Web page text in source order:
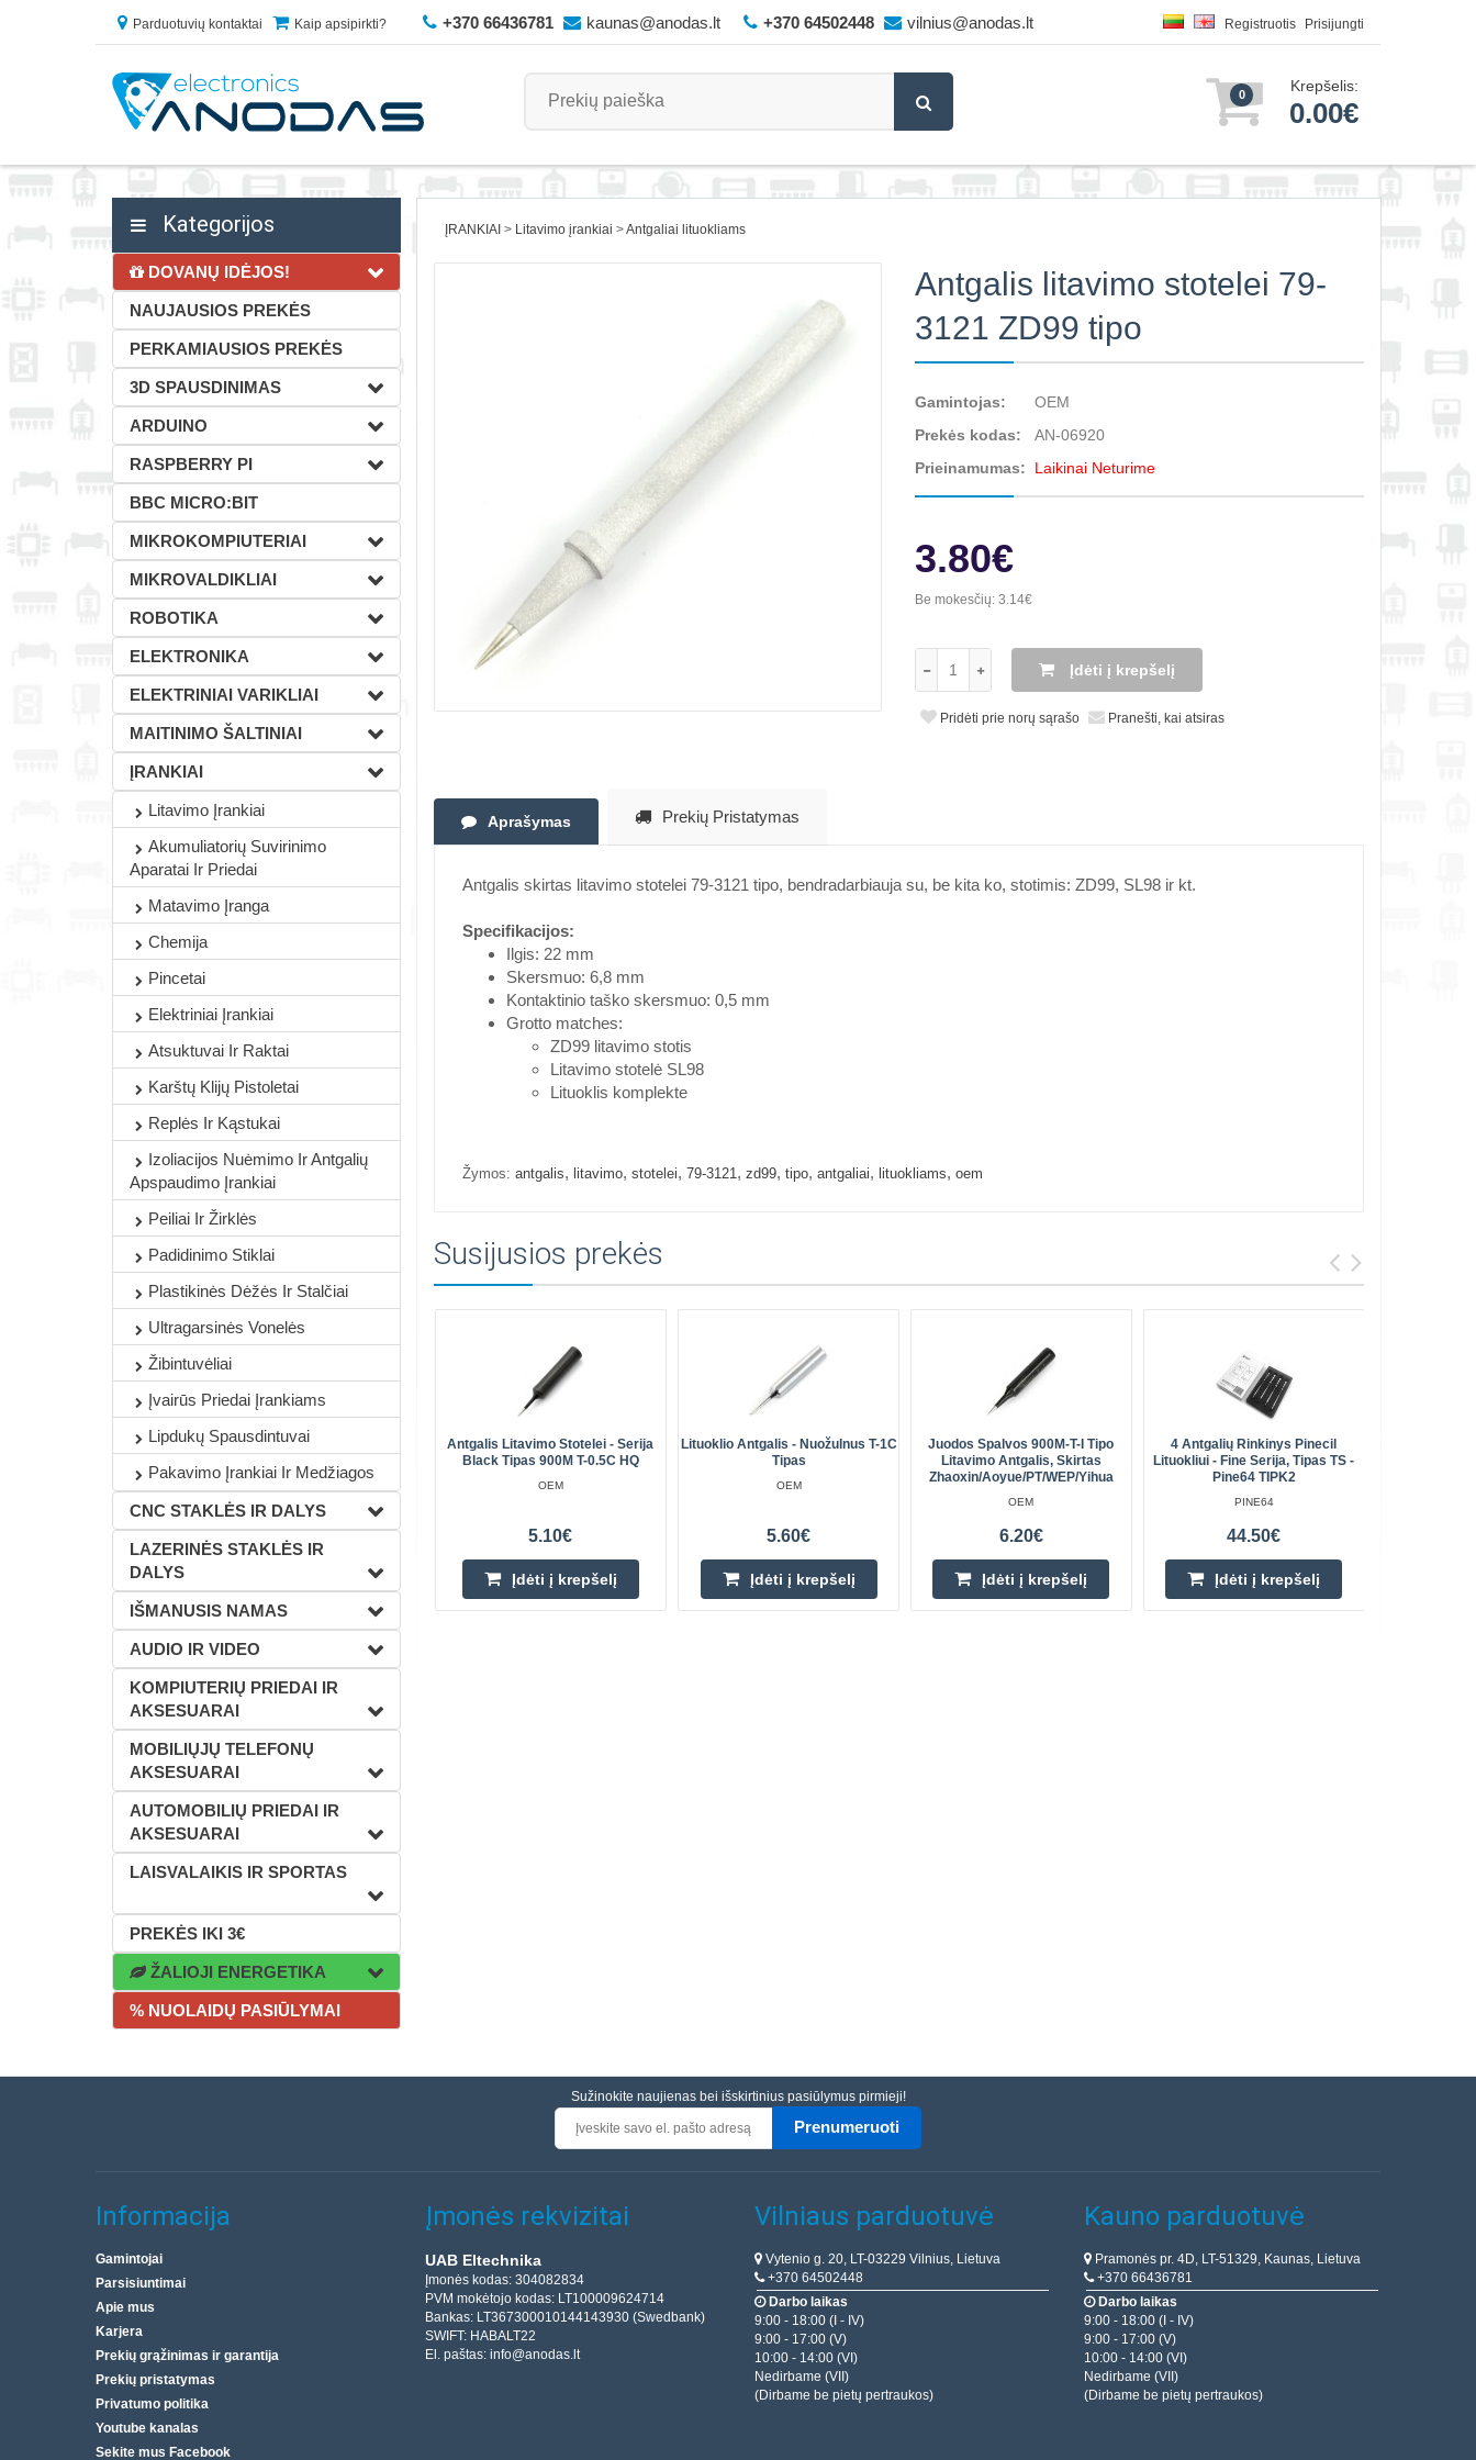
Parduotuvių kontaktai Kaip apsipirkti? +370 66436781 kaunas@anodas.lt +370 64502448 vilnius@anodas.lt Registruotis Prisijungti
0 Krepšelis:
0.00€
Kategorijos
DOVANŲ IDĖJOS!
NAUJAUSIOS PREKĖS
PERKAMIAUSIOS PREKĖS
3D SPAUSDINIMAS
ARDUINO
RASPBERRY PI
BBC MICRO:BIT
MIKROKOMPIUTERIAI
MIKROVALDIKLIAI
ROBOTIKA
ELEKTRONIKA
ELEKTRINIAI VARIKLIAI
MAITINIMO ŠALTINIAI
ĮRANKIAI
Litavimo Įrankiai
Akumuliatorių Suvirinimo
Aparatai Ir Priedai
Matavimo Įranga
Chemija
Pincetai
Elektriniai Įrankiai
Atsuktuvai Ir Raktai
Karštų Klijų Pistoletai
Replės Ir Kąstukai
Izoliacijos Nuėmimo Ir Antgalių
Apspaudimo Įrankiai
Peiliai Ir Žirklės
Padidinimo Stiklai
Plastikinės Dėžės Ir Stalčiai
Ultragarsinės Vonelės
Žibintuvėliai
Įvairūs Priedai Įrankiams
Lipdukų Spausdintuvai
Pakavimo Įrankiai Ir Medžiagos
CNC STAKLĖS IR DALYS
LAZERINĖS STAKLĖS IR
DALYS
IŠMANUSIS NAMAS
AUDIO IR VIDEO
KOMPIUTERIŲ PRIEDAI IR
AKSESUARAI
MOBILIŲJŲ TELEFONŲ
AKSESUARAI
AUTOMOBILIŲ PRIEDAI IR
AKSESUARAI
LAISVALAIKIS IR SPORTAS
PREKĖS IKI 3€
ŽALIOJI ENERGETIKA
% NUOLAIDŲ PASIŪLYMAI
ĮRANKIAI Litavimo įrankiai Antgaliai lituokliams
Antgalis litavimo stotelei 79-
3121 ZD99 tipo
Gamintojas:
OEM
Prekės kodas:
AN-06920
Prieinamumas:
Laikinai Neturime
3.80€
Be mokesčių:3.14€
Įdėti į krepšelį
Pridėti prie norų sąrašo Pranešti, kai atsiras
Aprašymas Prekių Pristatymas
Antgalis skirtas litavimo stotelei 79-3121 tipo, bendradarbiauja su, be kita ko, stotimis: ZD99, SL98 ir kt.
Specifikacijos:
Ilgis: 22 mm
Skersmuo: 6,8 mm
Kontaktinio taško skersmuo: 0,5 mm
Grotto matches:
ZD99 litavimo stotis
Litavimo stotelė SL98
Lituoklis komplekte
Žymos: antgalis, litavimo, stotelei, 79-3121, zd99, tipo, antgaliai, lituokliams, oem
Susijusios prekės
Antgalis Litavimo Stotelei - Serija
Black Tipas 900M T-0.5C HQ
OEM
5.10€
Įdėti į krepšelį
Lituoklio Antgalis - Nuožulnus T-1C
Tipas
OEM
5.60€
Įdėti į krepšelį
Juodos Spalvos 900M-T-I Tipo
Litavimo Antgalis, Skirtas
Zhaoxin/Aoyue/PT/WEP/Yihua
OEM
6.20€
Įdėti į krepšelį
4 Antgalių Rinkinys Pinecil
Lituokliui - Fine Serija, Tipas TS -
Pine64 TIPK2
PINE64
44.50€
Įdėti į krepšelį
Sužinokite naujienas bei išskirtinius pasiūlymus pirmieji!
Prenumeruoti
Informacija
Gamintojai
Parsisiuntimai
Apie mus
Karjera
Prekių grąžinimas ir garantija
Prekių pristatymas
Privatumo politika
Youtube kanalas
Sekite mus Facebook
Įmonės rekvizitai
UAB Eltechnika
Įmonės kodas: 304082834
PVM mokėtojo kodas: LT100009624714
Bankas: LT367300010144143930 (Swedbank)
SWIFT: HABALT22
El. paštas: info@anodas.lt
Vilniaus parduotuvė
Vytenio g. 20, LT-03229 Vilnius, Lietuva
+370 64502448
Darbo laikas
9:00 - 18:00 (I - IV)
9:00 - 17:00 (V)
10:00 - 14:00 (VI)
Nedirbame (VII)
(Dirbame be pietų pertraukos)
Kauno parduotuvė
Pramonės pr. 4D, LT-51329, Kaunas, Lietuva
+370 66436781
Darbo laikas
9:00 - 18:00 (I - IV)
9:00 - 17:00 (V)
10:00 - 14:00 (VI)
Nedirbame (VII)
(Dirbame be pietų pertraukos)